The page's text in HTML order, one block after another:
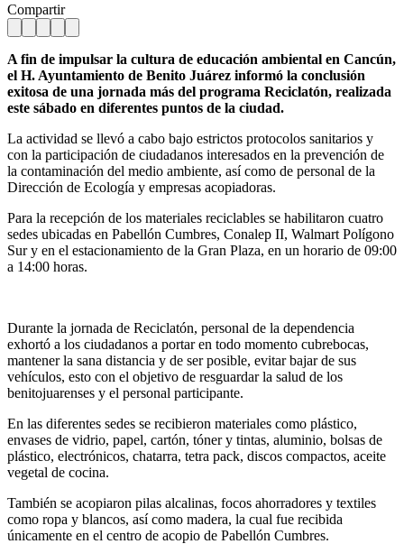
Compartir
A fin de impulsar la cultura de educación ambiental en Cancún,
el H. Ayuntamiento de Benito Juárez informó la conclusión
exitosa de una jornada más del programa Reciclatón, realizada
este sábado en diferentes puntos de la ciudad.
La actividad se llevó a cabo bajo estrictos protocolos sanitarios y
con la participación de ciudadanos interesados en la prevención de
la contaminación del medio ambiente, así como de personal de la
Dirección de Ecología y empresas acopiadoras.
Para la recepción de los materiales reciclables se habilitaron cuatro
sedes ubicadas en Pabellón Cumbres, Conalep II, Walmart Polígono
Sur y en el estacionamiento de la Gran Plaza, en un horario de 09:00
a 14:00 horas.
Durante la jornada de Reciclatón, personal de la dependencia
exhortó a los ciudadanos a portar en todo momento cubrebocas,
mantener la sana distancia y de ser posible, evitar bajar de sus
vehículos, esto con el objetivo de resguardar la salud de los
benitojuarenses y el personal participante.
En las diferentes sedes se recibieron materiales como plástico,
envases de vidrio, papel, cartón, tóner y tintas, aluminio, bolsas de
plástico, electrónicos, chatarra, tetra pack, discos compactos, aceite
vegetal de cocina.
También se acopiaron pilas alcalinas, focos ahorradores y textiles
como ropa y blancos, así como madera, la cual fue recibida
únicamente en el centro de acopio de Pabellón Cumbres.